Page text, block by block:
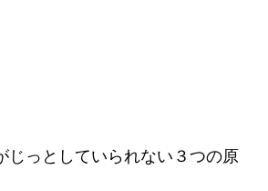
じっとしていられない３つの原